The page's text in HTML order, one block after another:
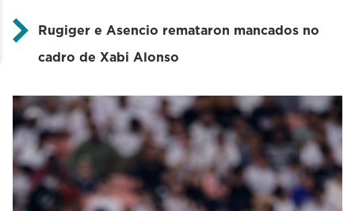
Rugiger e Asencio remataron mancados no
cadro de Xabi Alonso